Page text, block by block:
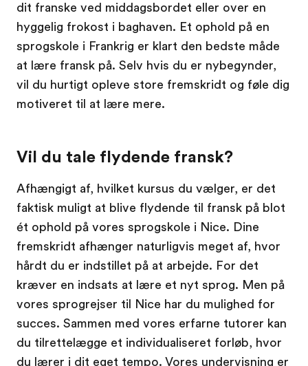
dit franske ved middagsbordet eller over en
hyggelig frokost i baghaven. Et ophold på en
sprogskole i Frankrig er klart den bedste måde
at lære fransk på. Selv hvis du er nybegynder,
vil du hurtigt opleve store fremskridt og føle dig
motiveret til at lære mere.
Vil du tale flydende fransk?
Afhængigt af, hvilket kursus du vælger, er det
faktisk muligt at blive flydende til fransk på blot
ét ophold på vores sprogskole i Nice. Dine
fremskridt afhænger naturligvis meget af, hvor
hårdt du er indstillet på at arbejde. For det
kræver en indsats at lære et nyt sprog. Men på
vores sprogrejser til Nice har du mulighed for
succes. Sammen med vores erfarne tutorer kan
du tilrettelægge et individualiseret forløb, hvor
du lærer i dit eget tempo. Vores undervisning er